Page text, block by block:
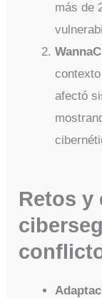
más de
afectó
Retos y